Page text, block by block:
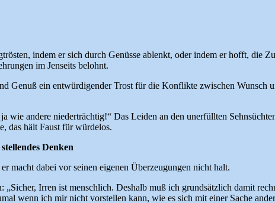
indem er sich durch Genüsse ablenkt, oder indem er hofft, die
im Jenseits belohnt.
Genuß ein entwürdigender Trost für die Konflikte zwischen Wunsch
wie andere niederträchtig!“ Das Leiden an den unerfüllten
das hält Faust für würdelos.
Denken
macht dabei vor seinen eigenen Überzeugungen nicht halt.
„Sicher, Irren ist menschlich. Deshalb muß ich grundsätzlich damit
wenn ich mir nicht vorstellen kann, wie es sich mit einer Sache